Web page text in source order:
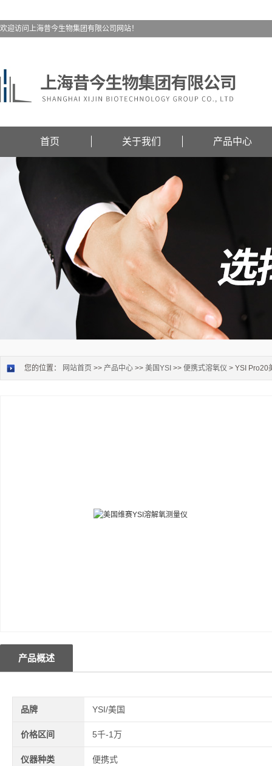
欢迎访问上海昔今生物集团有限公司网站！
首页 关于我们 产品中心
您的位置： 网站首页 >> 产品中心 >> 美国YSI >> 便携式溶氧仪 > YSI Pro20
产品概述
品牌 YSI/美国
价格区间 5千-1万
仪器种类 便携式